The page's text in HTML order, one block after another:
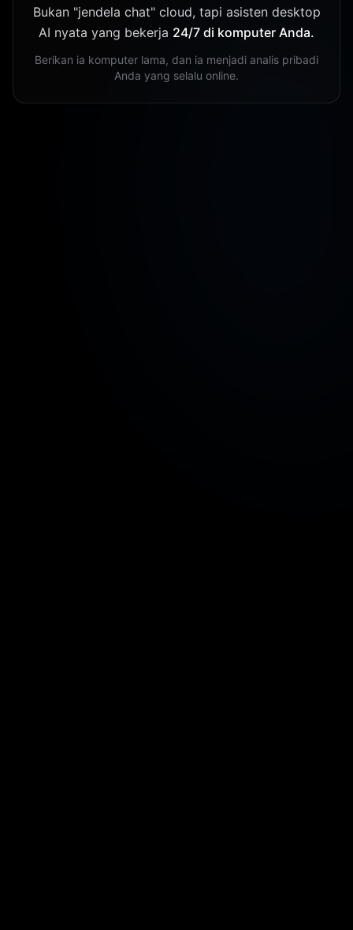
Bukan "jendela chat" cloud, tapi asisten desktop
AI nyata yang bekerja 24/7 di komputer Anda.
Berikan ia komputer lama, dan ia menjadi analis pribadi
Anda yang selalu online.